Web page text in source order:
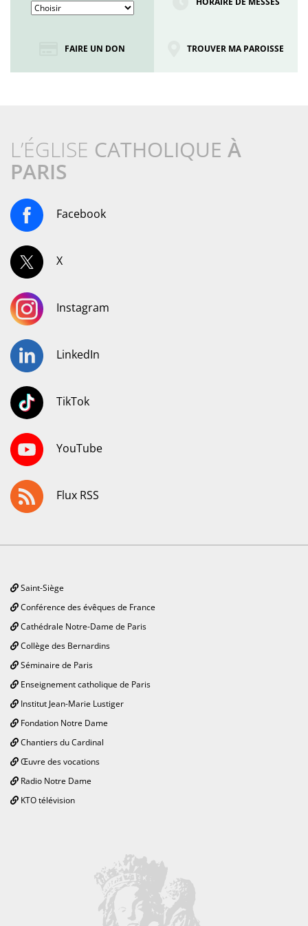
FAIRE UN DON TROUVER MA PAROISSE
L’ÉGLISE CATHOLIQUE À
PARIS
Facebook
X
Instagram
LinkedIn
TikTok
YouTube
Flux RSS
Saint-Siège
Conférence des évêques de France
Cathédrale Notre-Dame de Paris
Collège des Bernardins
Séminaire de Paris
Enseignement catholique de Paris
Institut Jean-Marie Lustiger
Fondation Notre Dame
Chantiers du Cardinal
Œuvre des vocations
Radio Notre Dame
KTO télévision